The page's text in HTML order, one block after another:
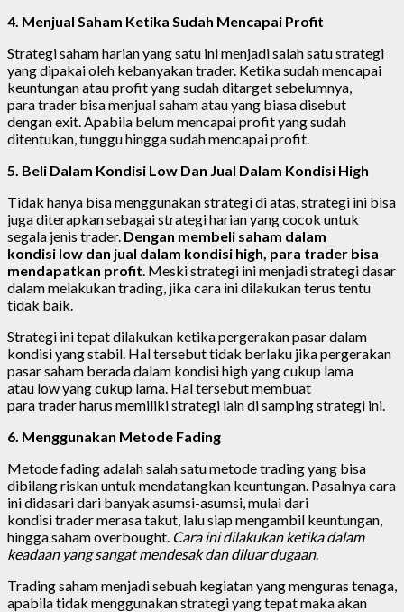
4. Menjual Saham Ketika Sudah Mencapai Profit
Strategi saham harian yang satu ini menjadi salah satu strategi
yang dipakai oleh kebanyakan trader. Ketika sudah mencapai
keuntungan atau profit yang sudah ditarget sebelumnya,
para trader bisa menjual saham atau yang biasa disebut
dengan exit. Apabila belum mencapai profit yang sudah
ditentukan, tunggu hingga sudah mencapai profit.
5. Beli Dalam Kondisi Low Dan Jual Dalam Kondisi High
Tidak hanya bisa menggunakan strategi di atas, strategi ini bisa
juga diterapkan sebagai strategi harian yang cocok untuk
segala jenis trader. Dengan membeli saham dalam
kondisi low dan jual dalam kondisi high, para trader bisa
mendapatkan profit. Meski strategi ini menjadi strategi dasar
dalam melakukan trading, jika cara ini dilakukan terus tentu
tidak baik.
Strategi ini tepat dilakukan ketika pergerakan pasar dalam
kondisi yang stabil. Hal tersebut tidak berlaku jika pergerakan
pasar saham berada dalam kondisi high yang cukup lama
atau low yang cukup lama. Hal tersebut membuat
para trader harus memiliki strategi lain di samping strategi ini.
6. Menggunakan Metode Fading
Metode fading adalah salah satu metode trading yang bisa
dibilang riskan untuk mendatangkan keuntungan. Pasalnya cara
ini didasari dari banyak asumsi-asumsi, mulai dari
kondisi trader merasa takut, lalu siap mengambil keuntungan,
hingga saham overbought. Cara ini dilakukan ketika dalam
keadaan yang sangat mendesak dan diluar dugaan.
Trading saham menjadi sebuah kegiatan yang menguras tenaga,
apabila tidak menggunakan strategi yang tepat maka akan